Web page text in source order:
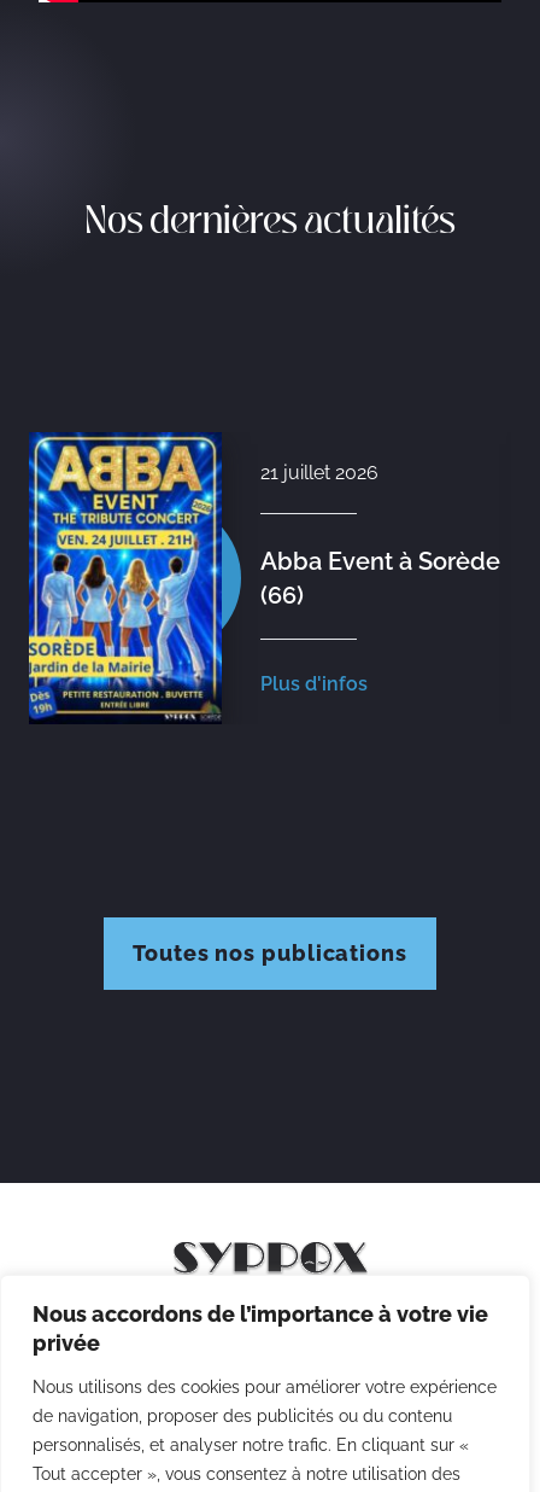
Nous accordons de l’importance à votre vie
privée
Nous utilisons des cookies pour améliorer votre expérience
de navigation, proposer des publicités ou du contenu
personnalisés, et analyser notre trafic. En cliquant sur «
Tout accepter », vous consentez à notre utilisation des
Nos dernières actualités
21 juillet 2026
Abba Event à Sorède
(66)
Plus d'infos
Toutes nos publications
Mentions légales
Politique des cookies
CGV